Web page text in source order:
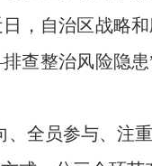
日，自治区战略
排查整治风险隐患
、全员参与、注